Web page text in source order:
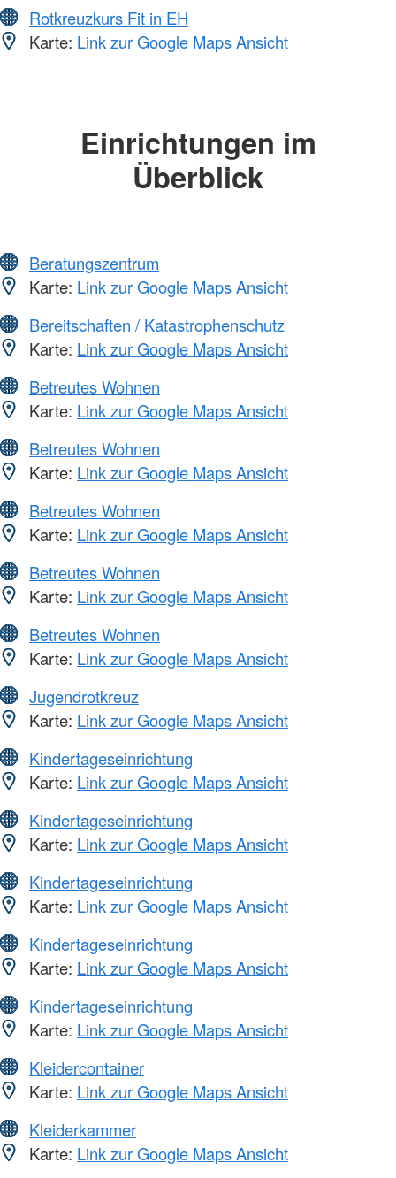
Rotkreuzkurs Fit in EH
Karte: Link zur Google Maps Ansicht
Einrichtungen im
Überblick
Beratungszentrum
Karte: Link zur Google Maps Ansicht
Bereitschaften / Katastrophenschutz
Karte: Link zur Google Maps Ansicht
Betreutes Wohnen
Karte: Link zur Google Maps Ansicht
Betreutes Wohnen
Karte: Link zur Google Maps Ansicht
Betreutes Wohnen
Karte: Link zur Google Maps Ansicht
Betreutes Wohnen
Karte: Link zur Google Maps Ansicht
Betreutes Wohnen
Karte: Link zur Google Maps Ansicht
Jugendrotkreuz
Karte: Link zur Google Maps Ansicht
Kindertageseinrichtung
Karte: Link zur Google Maps Ansicht
Kindertageseinrichtung
Karte: Link zur Google Maps Ansicht
Kindertageseinrichtung
Karte: Link zur Google Maps Ansicht
Kindertageseinrichtung
Karte: Link zur Google Maps Ansicht
Kindertageseinrichtung
Karte: Link zur Google Maps Ansicht
Kleidercontainer
Karte: Link zur Google Maps Ansicht
Kleiderkammer
Karte: Link zur Google Maps Ansicht